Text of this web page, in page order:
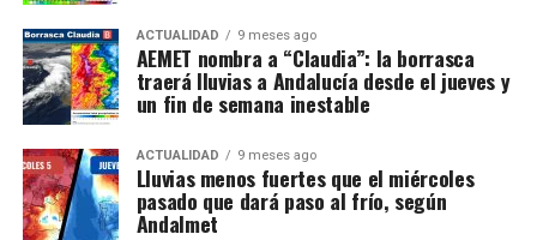
ACTUALIDAD 9 meses ago
AEMET nombra a “Claudia”: la borrasca
traerá lluvias a Andalucía desde el jueves y
un fin de semana inestable
ACTUALIDAD 9 meses ago
Lluvias menos fuertes que el miércoles
pasado que dará paso al frío, según
Andalmet